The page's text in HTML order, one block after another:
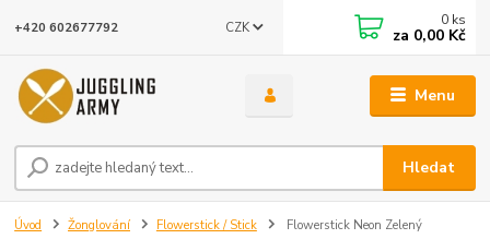
Menu
CZK
Hledat
+420 602677792 0 ks
za 0,00 Kč
Úvod Žonglování Flowerstick / Stick Flowerstick Neon Zelený